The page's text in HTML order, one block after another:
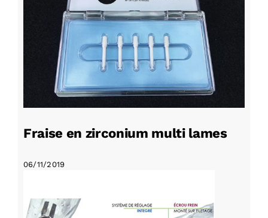
Fraise en zirconium multi lames
06/11/2019